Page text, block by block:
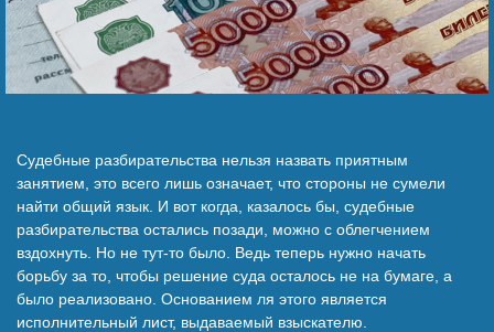
Судебные разбирательства нельзя назвать приятным
занятием, это всего лишь означает, что стороны не сумели
найти общий язык. И вот когда, казалось бы, судебные
разбирательства остались позади, можно с облегчением
вздохнуть. Но не тут-то было. Ведь теперь нужно начать
борьбу за то, чтобы решение суда осталось не на бумаге, а
было реализовано. Основанием ля этого является
исполнительный лист, выдаваемый взыскателю.